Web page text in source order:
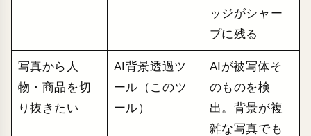
ッジがシャー
プに残る
写真から人
物・商品を切
り抜きたい
AI背景透過ツ
ール（このツ
ール）
AIが被写体そ
のものを検
出。背景が複
雑な写真でも